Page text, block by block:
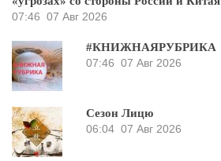
07:46 07 Авг 2026
#КНИЖНАЯРУБРИКА
07:46 07 Авг 2026
Сезон Лицю
06:04 07 Авг 2026